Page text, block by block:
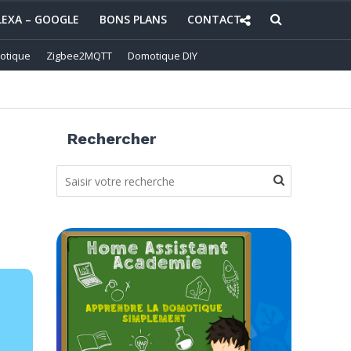
– GOOGLE BONS PLANS CONTACT
Zigbee2MQTT Domotique DIY
Rechercher